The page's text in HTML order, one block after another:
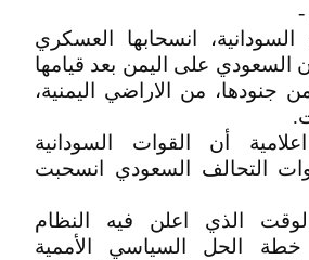
-
انسحابها العسكري
السعودي على اليمن بعد قيامها
جنودها، من الاراضي اليمنية،
أن القوات السودانية
التحالف السعودي انسحبت
الذي اعلن فيه النظام
خطة الحل السياسي الأممية